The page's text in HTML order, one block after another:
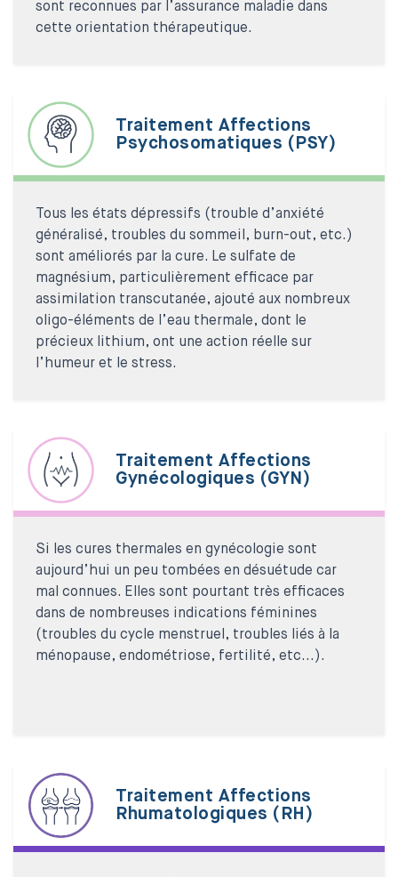
sont reconnues par l’assurance maladie dans
cette orientation thérapeutique.
Traitement Affections
Psychosomatiques (PSY)
Tous les états dépressifs (trouble d’anxiété
généralisé, troubles du sommeil, burn-out, etc.)
sont améliorés par la cure. Le sulfate de
magnésium, particulièrement efficace par
assimilation transcutanée, ajouté aux nombreux
oligo-éléments de l’eau thermale, dont le
précieux lithium, ont une action réelle sur
l’humeur et le stress.
Traitement Affections
Gynécologiques (GYN)
Si les cures thermales en gynécologie sont
aujourd’hui un peu tombées en désuétude car
mal connues. Elles sont pourtant très efficaces
dans de nombreuses indications féminines
(troubles du cycle menstruel, troubles liés à la
ménopause, endométriose, fertilité, etc...).
Traitement Affections
Rhumatologiques (RH)